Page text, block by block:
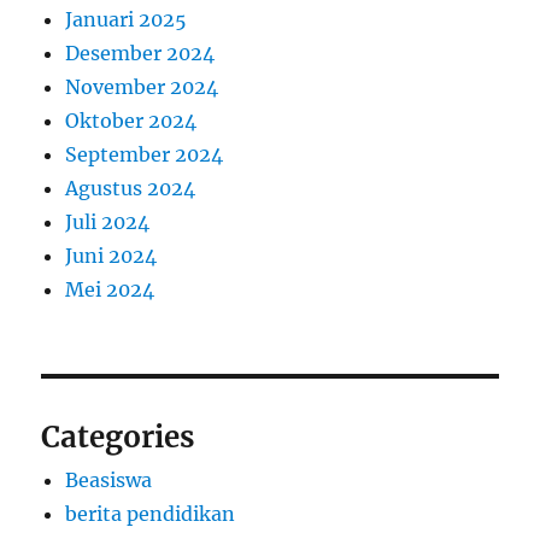
Januari 2025
Desember 2024
November 2024
Oktober 2024
September 2024
Agustus 2024
Juli 2024
Juni 2024
Mei 2024
Categories
Beasiswa
berita pendidikan